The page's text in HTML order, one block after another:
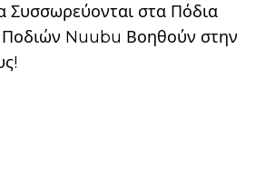
Συσσωρεύονται στα Πόδια
Ποδιών Nuubu Βοηθούν στην